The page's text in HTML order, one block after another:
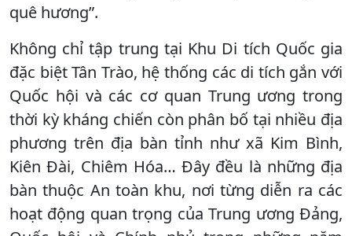
quê hương”.
Không chỉ tập trung tại Khu Di tích Quốc gia
đặc biệt Tân Trào, hệ thống các di tích gắn với
Quốc hội và các cơ quan Trung ương trong
thời kỳ kháng chiến còn phân bố tại nhiều địa
phương trên địa bàn tỉnh như xã Kim Bình,
Kiên Đài, Chiêm Hóa… Đây đều là những địa
bàn thuộc An toàn khu, nơi từng diễn ra các
hoạt động quan trọng của Trung ương Đảng,